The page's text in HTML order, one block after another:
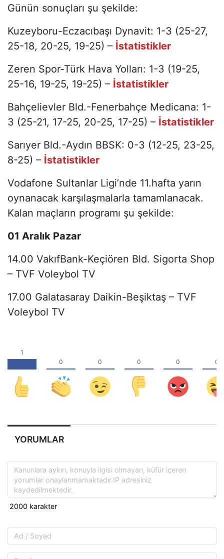
Günün sonuçları şu şekilde:
Kuzeyboru-Eczacıbaşı Dynavit: 1-3 (25-27,
25-18, 20-25, 19-25) – İstatistikler
Zeren Spor-Türk Hava Yolları: 1-3 (19-25,
25-16, 19-25, 19-25) – İstatistikler
Bahçelievler Bld.-Fenerbahçe Medicana: 1-
3 (25-21, 17-25, 20-25, 17-25) – İstatistikler
Sarıyer Bld.-Aydın BBSK: 0-3 (12-25, 23-25,
8-25) – İstatistikler
Vodafone Sultanlar Ligi’nde 11.hafta yarın
oynanacak karşılaşmalarla tamamlanacak.
Kalan maçların programı şu şekilde:
01 Aralık Pazar
14.00 VakıfBank-Keçiören Bld. Sigorta Shop
– TVF Voleybol TV
17.00 Galatasaray Daikin-Beşiktaş – TVF
Voleybol TV
YORUMLAR